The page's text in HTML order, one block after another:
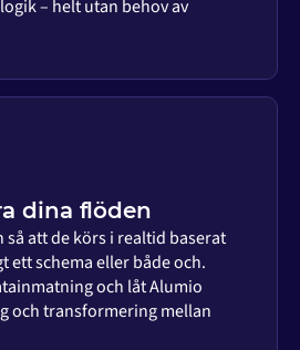
– helt utan behov av
dina flöden
att de körs i realtid baserat
ett schema eller både och.
och låt Alumio
och transformering mellan